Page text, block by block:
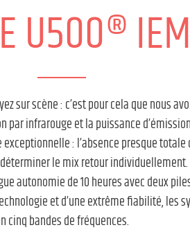
U500® IEM
sur scène : c’est pour cela que nous
par infrarouge et la puissance
: l’absence presque
le mix retour
autonomie de 10 heures avec deux
et d’une extrême fiabilité, les
cinq bandes de fréquences.